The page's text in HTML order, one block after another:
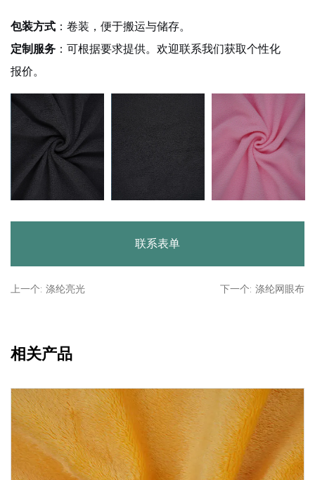
包装方式 ：卷装，便于搬运与储存。
定制服务 ：可根据要求提供。欢迎联系我们获取个性化
报价。
联系表单
上一个: 涤纶亮光 下一个: 涤纶网眼布
相关产品